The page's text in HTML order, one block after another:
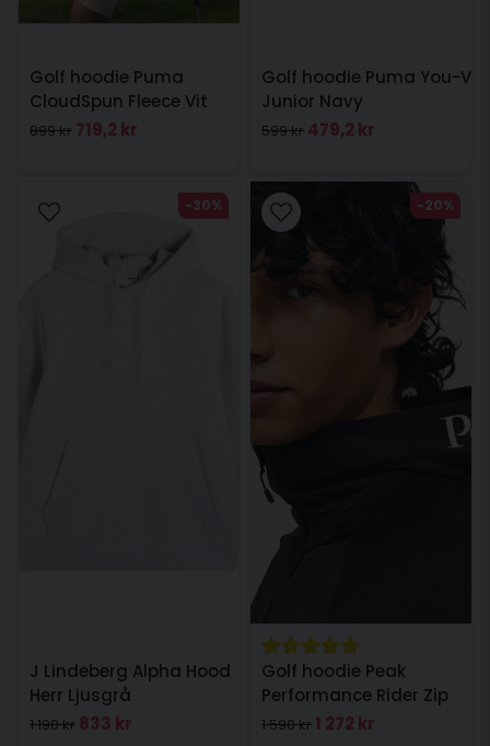
Golf hoodie Puma
CloudSpun Fleece Vit
899 kr 719,2 kr
Golf hoodie Puma You-V
Junior Navy
599 kr 479,2 kr
J Lindeberg Alpha Hood
Herr Ljusgrå
1 190 kr 833 kr
-30%
Golf hoodie Peak
Performance Rider Zip
Hood Herr Svart
1 590 kr 1 272 kr
-20%